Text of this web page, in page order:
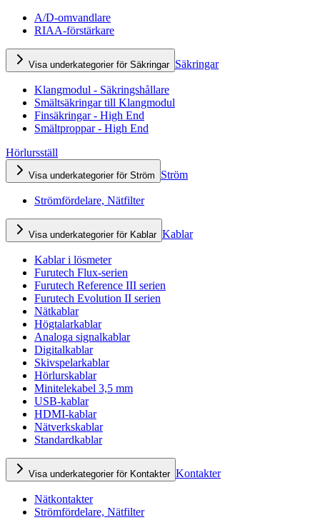
A/D-omvandlare
RIAA-förstärkare
Visa underkategorier för Säkringar Säkringar
Klangmodul - Säkringshållare
Smältsäkringar till Klangmodul
Finsäkringar - High End
Smältproppar - High End
Hörlursställ
Visa underkategorier för Ström Ström
Strömfördelare, Nätfilter
Visa underkategorier för Kablar Kablar
Kablar i lösmeter
Furutech Flux-serien
Furutech Reference III serien
Furutech Evolution II serien
Nätkablar
Högtalarkablar
Analoga signalkablar
Digitalkablar
Skivspelarkablar
Hörlurskablar
Minitelekabel 3,5 mm
USB-kablar
HDMI-kablar
Nätverkskablar
Standardkablar
Visa underkategorier för Kontakter Kontakter
Nätkontakter
Strömfördelare, Nätfilter